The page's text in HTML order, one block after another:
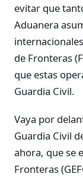
evitar que
Aduanera
de Fronteras
que estas
Guardia Civil.
Vaya por
Guardia Civil
ahora, que se
Fronteras